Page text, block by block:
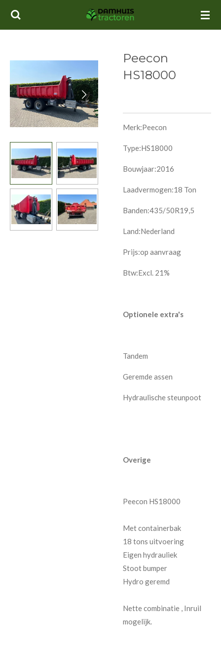
Ga
Peecon
HS18000
Merk:Peecon
Type:HS18000
Bouwjaar:2016
Laadvermogen:18 Ton
Banden:435/50R19,5
Land:Nederland
Prijs:op aanvraag
Btw:Excl. 21%
Optionele extra's
Tandem
Geremde assen
Hydraulische steunpoot
Overige
Peecon HS18000
Met containerbak
18 tons uitvoering
Eigen hydrauliek
Stoot bumper
Hydro geremd
Nette combinatie , Inruil
mogelijk.